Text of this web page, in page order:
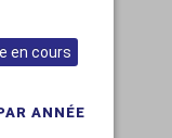
en cours
ANNÉE